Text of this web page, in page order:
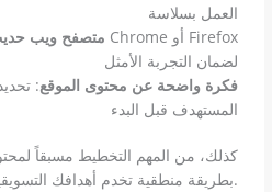
العمل بسلاسة
متصفح ويب
لضمان التجربة الأمثل
فكرة واضحة عن محتوى الموقع:
المستهدف قبل البدء
كذلك، من المهم التخطيط مسبقاً
بطريقة منطقية تخدم أهدافك التسويقية عند تعلم إنشاء المواقع.